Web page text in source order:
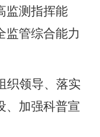
监测指挥能
监管综合能力
织领导、落实
、加强科普宣